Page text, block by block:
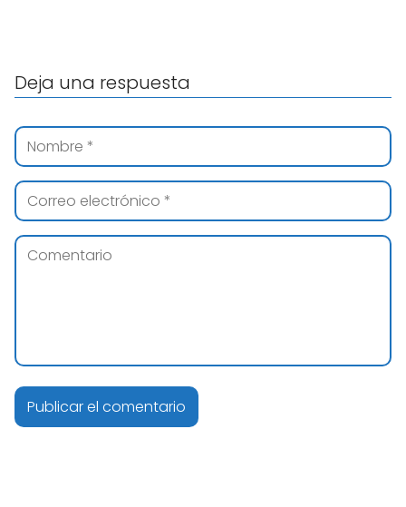
Deja una respuesta